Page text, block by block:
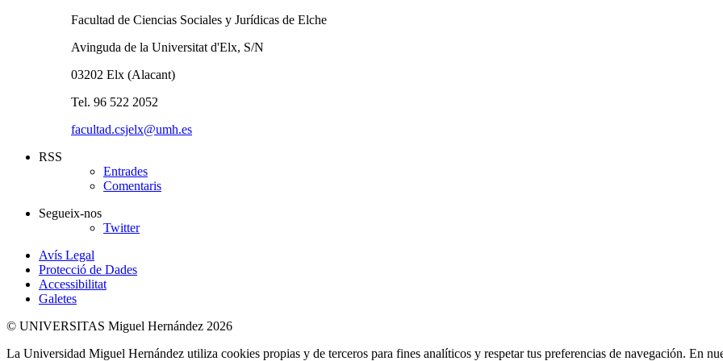
Facultad de Ciencias Sociales y Jurídicas de Elche
Avinguda de la Universitat d'Elx, S/N
03202 Elx (Alacant)
Tel. 96 522 2052
facultad.csjelx@umh.es
RSS
Entrades
Comentaris
Segueix-nos
Twitter
Avís Legal
Protecció de Dades
Accessibilitat
Galetes
© UNIVERSITAS Miguel Hernández 2026
La Universidad Miguel Hernández utiliza cookies propias y de terceros para fines analíticos y respetar tus preferencias de navegación. En